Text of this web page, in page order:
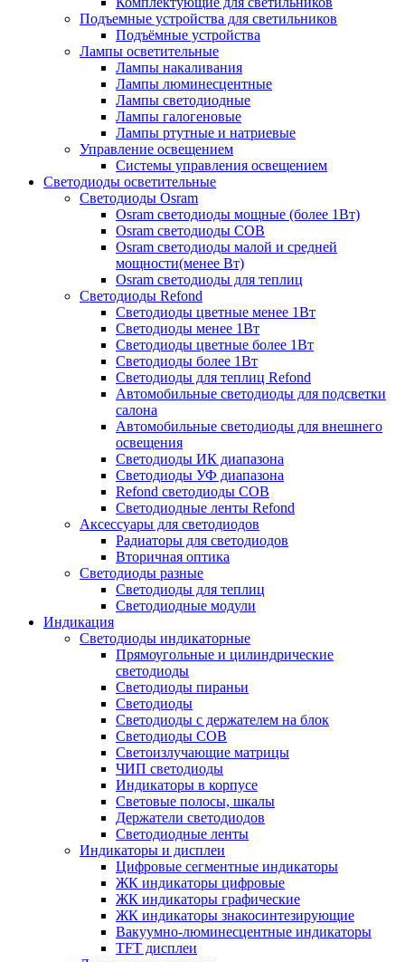
Подъемные устройства для светильников
Подъёмные устройства
Лампы осветительные
Лампы накаливания
Лампы люминесцентные
Лампы светодиодные
Лампы галогеновые
Лампы ртутные и натриевые
Управление освещением
Системы управления освещением
Светодиоды осветительные
Светодиоды Osram
Osram светодиоды мощные (более 1Вт)
Osram светодиоды COB
Osram светодиоды малой и средней
мощности(менее Вт)
Osram светодиоды для теплиц
Светодиоды Refond
Светодиоды цветные менее 1Вт
Светодиоды менее 1Вт
Светодиоды цветные более 1Вт
Светодиоды более 1Вт
Светодиоды для теплиц Refond
Автомобильные светодиоды для подсветки
салона
Автомобильные светодиоды для внешнего
освещения
Светодиоды ИК диапазона
Светодиоды УФ диапазона
Refond светодиоды COB
Светодиодные ленты Refond
Аксессуары для светодиодов
Радиаторы для светодиодов
Вторичная оптика
Светодиоды разные
Светодиоды для теплиц
Светодиодные модули
Индикация
Светодиоды индикаторные
Прямоугольные и цилиндрические
светодиоды
Светодиоды пираньи
Светодиоды
Светодиоды с держателем на блок
Светодиоды COB
Светоизлучающие матрицы
ЧИП светодиоды
Индикаторы в корпусе
Световые полосы, шкалы
Держатели светодиодов
Светодиодные ленты
Индикаторы и дисплеи
Цифровые сегментные индикаторы
ЖК индикаторы цифровые
ЖК индикаторы графические
ЖК индикаторы знакосинтезирующие
Вакуумно-люминесцентные индикаторы
TFT дисплеи